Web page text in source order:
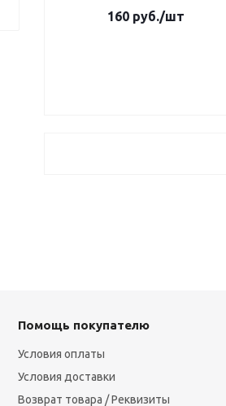
160 руб./шт
Помощь покупателю
Условия оплаты
Условия доставки
Возврат товара / Реквизиты